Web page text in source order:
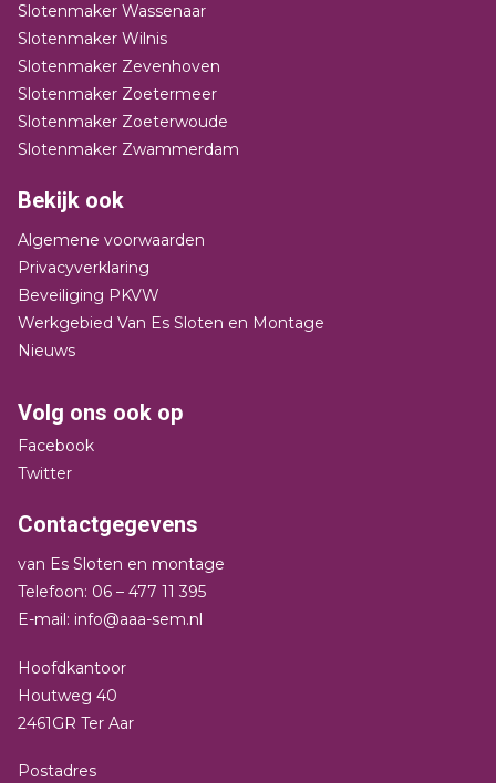
Slotenmaker Wassenaar
Slotenmaker Wilnis
Slotenmaker Zevenhoven
Slotenmaker Zoetermeer
Slotenmaker Zoeterwoude
Slotenmaker Zwammerdam
Bekijk ook
Algemene voorwaarden
Privacyverklaring
Beveiliging PKVW
Werkgebied Van Es Sloten en Montage
Nieuws
Volg ons ook op
Facebook
Twitter
Contactgegevens
van Es Sloten en montage
Telefoon: 06 – 477 11 395
E-mail: info@aaa-sem.nl
Hoofdkantoor
Houtweg 40
2461GR Ter Aar
Postadres